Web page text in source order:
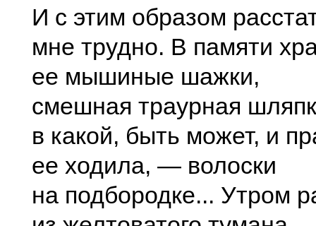
И с этим образом
мне трудно. В памяти
ее мышиные шажки,
смешная траурная
в какой, быть может, и
ее ходила, — волоски
на подбородке... Утром